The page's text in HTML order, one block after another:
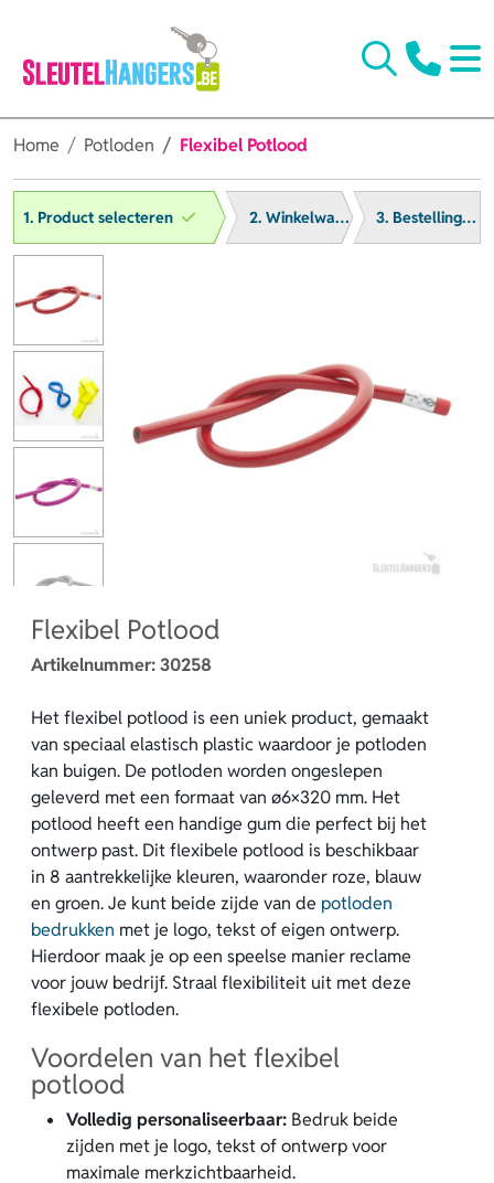
Home Potloden Flexibel Potlood
1. Product selecteren 2. Winkelwagen 3. Bestelling afronden
Flexibel Potlood
Artikelnummer:30258
Het flexibel potlood is een uniek product, gemaakt
van speciaal elastisch plastic waardoor je potloden
kan buigen. De potloden worden ongeslepen
geleverd met een formaat van ø6×320 mm. Het
potlood heeft een handige gum die perfect bij het
ontwerp past. Dit flexibele potlood is beschikbaar
in 8 aantrekkelijke kleuren, waaronder roze, blauw
en groen. Je kunt beide zijde van de potloden
bedrukken met je logo, tekst of eigen ontwerp.
Hierdoor maak je op een speelse manier reclame
voor jouw bedrijf. Straal flexibiliteit uit met deze
flexibele potloden.
Voordelen van het flexibel
potlood
Volledig personaliseerbaar: Bedruk beide
zijden met je logo, tekst of ontwerp voor
maximale merkzichtbaarheid.